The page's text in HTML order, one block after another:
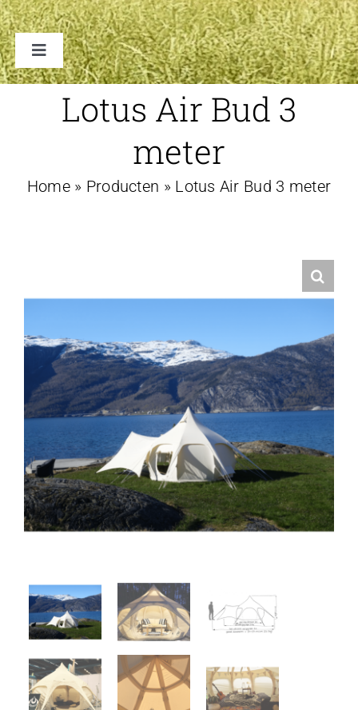
Toggle
Navigation
TENTEN
CONTACT
WINKELWAGEN
Lotus Air Bud 3
meter
Home» Producten » Lotus Air Bud 3 meter